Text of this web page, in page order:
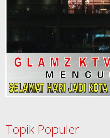
Topik Populer